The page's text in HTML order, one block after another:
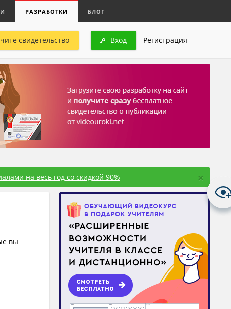
РАЗРАБОТКИ БЛОГ
свидетельство Вход Регистрация
на весь год со скидкой 90% ×
вы